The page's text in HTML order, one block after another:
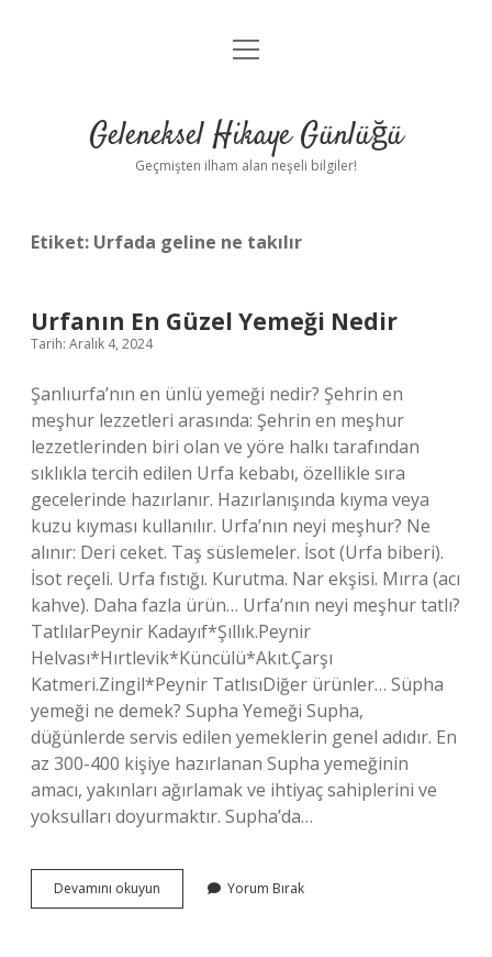
Anasayfa
Yasal Uyarı
menüyü
Geleneksel Hikaye Günlüğü
Geçmişten ilham alan neşeli bilgiler!
Etiket: Urfada geline ne takılır
Urfanın En Güzel Yemeği Nedir
Tarih: Aralık 4, 2024
Şanlıurfa’nın en ünlü yemeği nedir? Şehrin en
meşhur lezzetleri arasında: Şehrin en meşhur
lezzetlerinden biri olan ve yöre halkı tarafından
sıklıkla tercih edilen Urfa kebabı, özellikle sıra
gecelerinde hazırlanır. Hazırlanışında kıyma veya
kuzu kıyması kullanılır. Urfa’nın neyi meşhur? Ne
alınır: Deri ceket. Taş süslemeler. İsot (Urfa biberi).
İsot reçeli. Urfa fıstığı. Kurutma. Nar ekşisi. Mırra (acı
kahve). Daha fazla ürün… Urfa’nın neyi meşhur tatlı?
TatlılarPeynir Kadayıf*Şıllık.Peynir
Helvası*Hırtlevik*Küncülü*Akıt.Çarşı
Katmeri.Zingil*Peynir TatlısıDiğer ürünler… Süpha
yemeği ne demek? Supha Yemeği Supha,
düğünlerde servis edilen yemeklerin genel adıdır. En
az 300-400 kişiye hazırlanan Supha yemeğinin
amacı, yakınları ağırlamak ve ihtiyaç sahiplerini ve
yoksulları doyurmaktır. Supha’da…
Devamını okuyun
En
Yorum Bırak